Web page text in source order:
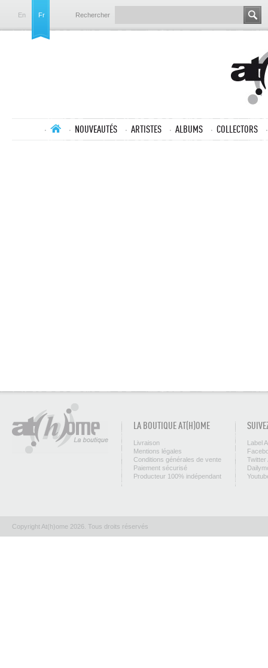
En Fr Rechercher
NOUVEAUTÉS ARTISTES ALBUMS COLLECTORS
LA BOUTIQUE AT(H)OME
Livraison
Mentions légales
Conditions générales de vente
Paiement sécurisé
Producteur 100% indépendant
Label
Twitter
Copyright At(h)ome 2026. Tous droits réservés